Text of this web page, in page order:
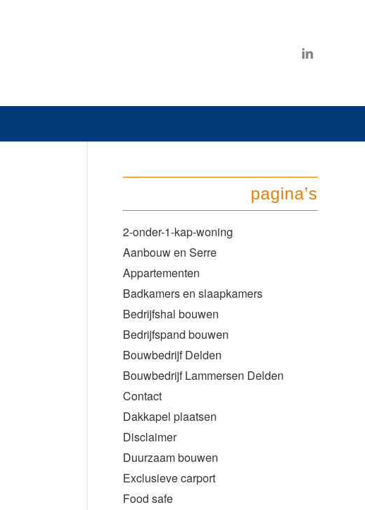
pagina’s
2-onder-1-kap-woning
Aanbouw en Serre
Appartementen
Badkamers en slaapkamers
Bedrijfshal bouwen
Bedrijfspand bouwen
Bouwbedrijf Delden
Bouwbedrijf Lammersen Delden
Contact
Dakkapel plaatsen
Disclaimer
Duurzaam bouwen
Exclusieve carport
Food safe